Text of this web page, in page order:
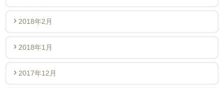
2018年2月
2018年1月
2017年12月